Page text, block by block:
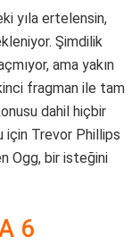
yıla ertelensin,
Şimdilik
ama yakın
fragman ile tam
dahil hiçbir
için Trevor Phillips
Ogg, bir isteğini
6